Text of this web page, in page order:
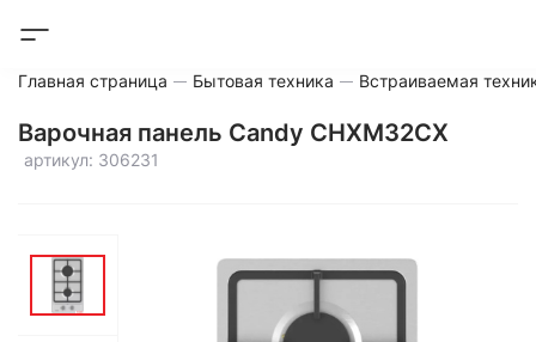
Главная страница Бытовая техника Встраиваемая
Варочная панель Candy CHXM32CX
артикул: 306231